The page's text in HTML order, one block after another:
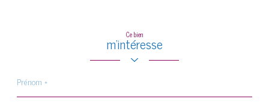
Ce bien
m'intéresse
*